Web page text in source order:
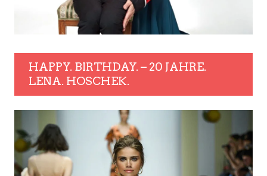
HAPPY. BIRTHDAY. – 20 JAHRE.
LENA. HOSCHEK.